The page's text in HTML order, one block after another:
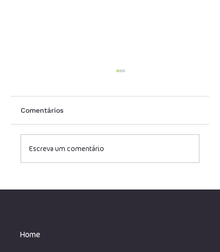
Comentários
Escreva um comentário
Home